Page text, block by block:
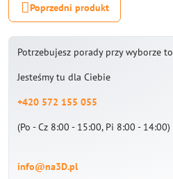
Poprzedni produkt
Potrzebujesz porady przy wyborze
Jesteśmy tu dla Ciebie
+420 572 155 055
(Po - Cz 8:00 - 15:00, Pi 8:00 - 14:00)
info@na3D.pl